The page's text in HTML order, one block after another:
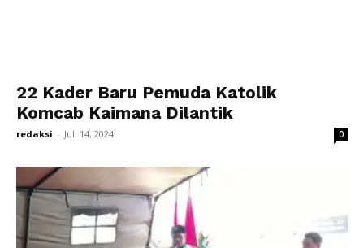
22 Kader Baru Pemuda Katolik
Komcab Kaimana Dilantik
redaksi - Juli 14, 2024 0